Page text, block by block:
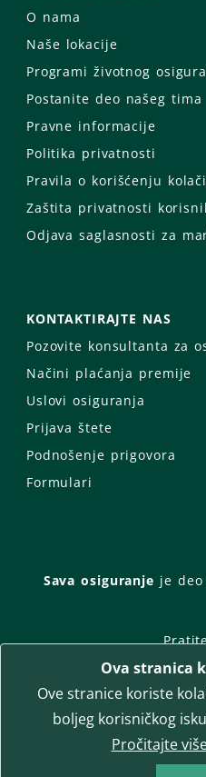
O nama
Naše lokacije
Programi životnog
Postanite deo našeg tima
Pravne informacije
Politika privatnosti
Pravila o korišćenju
Zaštita privatnosti
Odjava saglasnosti za
KONTAKTIRAJTE NAS
Pozovite konsultanta za
Načini plaćanja premije
Uslovi osiguranja
Prijava štete
Podnošenje prigovora
Formulari
Sava osiguranje je deo
Facebook
LinkedIn
T-media d.o.o. |
Ova stranica
Ove stranice koriste
boljeg korisničkog
Pročitajte